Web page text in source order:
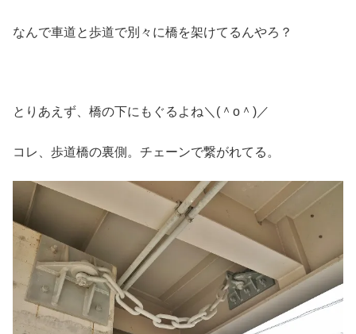
なんで車道と歩道で別々に橋を架けてるんやろ？
とりあえず、橋の下にもぐるよね＼(＾o＾)／
コレ、歩道橋の裏側。チェーンで繋がれてる。